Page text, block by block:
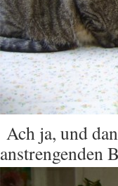
Ach ja, und
anstrengenden